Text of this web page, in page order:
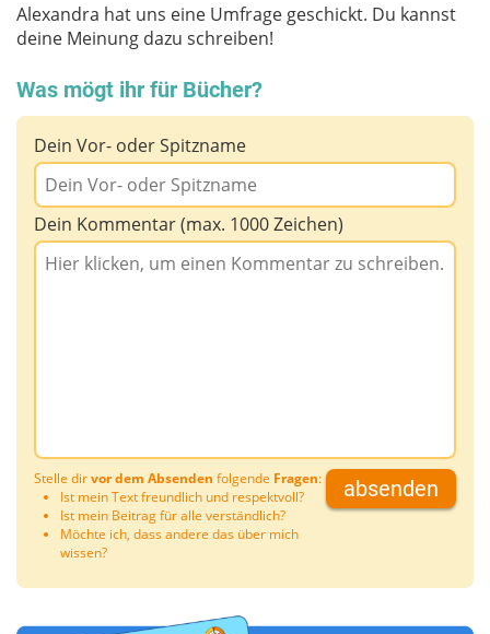
Alexandra hat uns eine Umfrage geschickt. Du kannst
deine Meinung dazu schreiben!
Was mögt ihr für Bücher?
Dein Vor- oder Spitzname
Dein Kommentar (max. 1000 Zeichen)
Stelle dirvor dem Absenden folgende Fragen:
Ist mein Text freundlich und respektvoll?
Ist mein Beitrag für alle verständlich?
Möchte ich, dass andere das über mich
wissen?
absenden